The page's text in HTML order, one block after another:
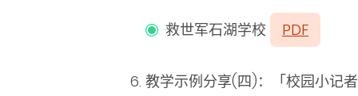
救世军石湖学校 PDF
教学示例分享(四)：「校园小记者